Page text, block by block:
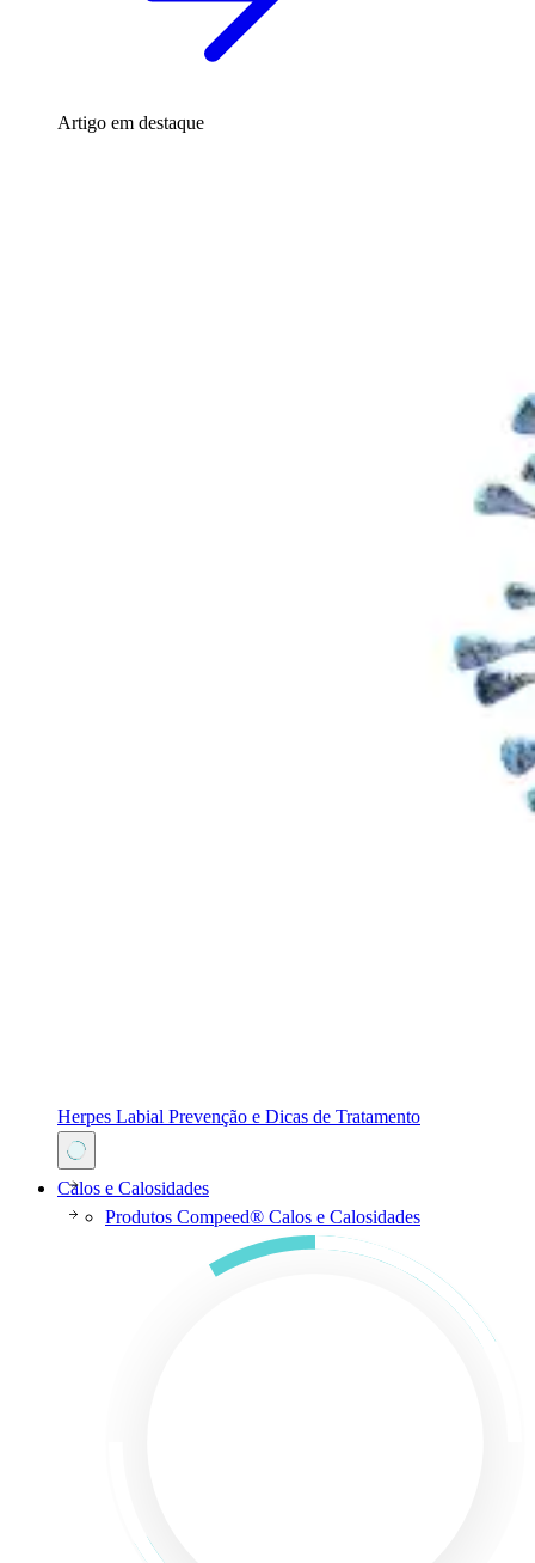
Artigo em destaque
Herpes Labial Prevenção e Dicas de Tratamento
Calos e Calosidades
Produtos Compeed® Calos e Calosidades